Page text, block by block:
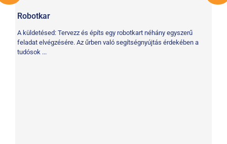
Robotkar
A küldetésed: Tervezz és építs egy robotkart néhány egyszerű
feladat elvégzésére. Az űrben való segítségnyújtás érdekében a
tudósok ...